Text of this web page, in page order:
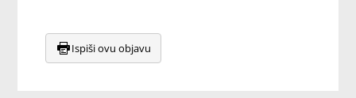
Ispiši ovu objavu